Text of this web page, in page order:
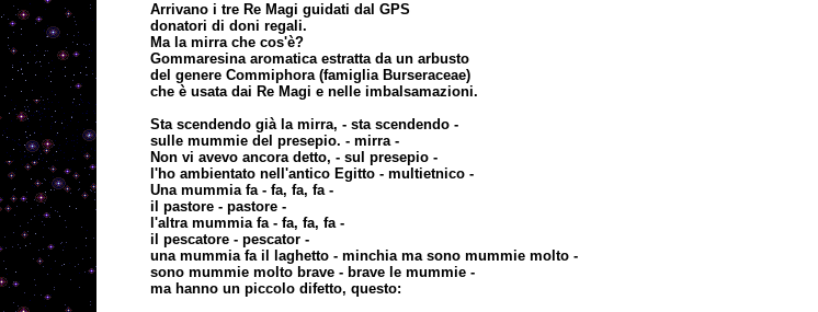
Arrivano i tre Re Magi guidati dal GPS
donatori di doni regali.
Ma la mirra che cos'è?
Gommaresina aromatica estratta da un arbusto
del genere Commiphora (famiglia Burseraceae)
che è usata dai Re Magi e nelle imbalsamazioni.
Sta scendendo già la mirra, - sta scendendo -
sulle mummie del presepio. - mirra -
Non vi avevo ancora detto, - sul presepio -
l'ho ambientato nell'antico Egitto - multietnico -
Una mummia fa - fa, fa, fa -
il pastore - pastore -
l'altra mummia fa - fa, fa, fa -
il pescatore - pescator -
una mummia fa il laghetto - minchia ma sono mummie molto -
sono mummie molto brave - brave le mummie -
ma hanno un piccolo difetto, questo: